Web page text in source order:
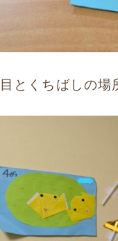
目とくちばしの場